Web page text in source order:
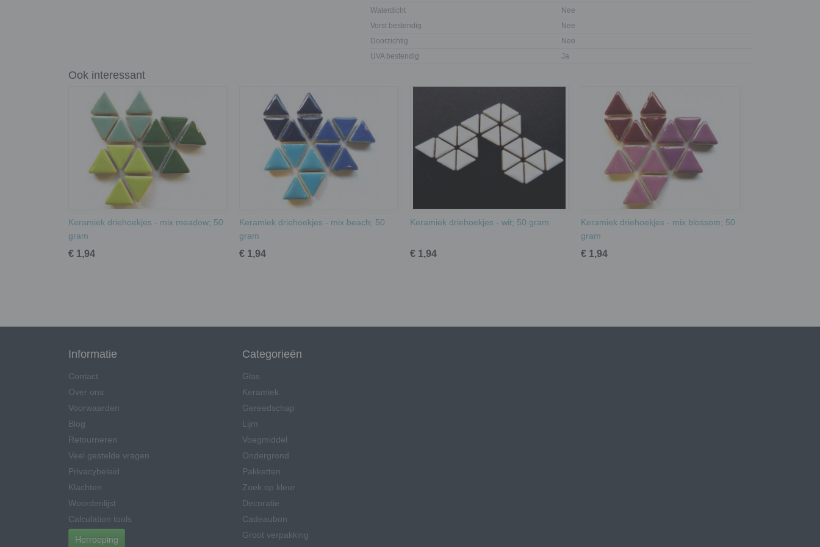
Waterdicht
Nee
Vorst bestendig
Nee
Doorzichtig
Nee
UVA bestendig
Ja
Ook interessant
Keramiek driehoekjes - mix meadow; 50
gram
€ 1,94
Keramiek driehoekjes - mix beach; 50
gram
€ 1,94
Keramiek driehoekjes - wit; 50 gram
€ 1,94
Keramiek driehoekjes - mix blossom; 50
gram
€ 1,94
Informatie
Contact
Over ons
Voorwaarden
Blog
Retourneren
Veel gestelde vragen
Privacybeleid
Klachten
Woordenlijst
Calculation tools
Herroeping
Categorieën
Glas
Keramiek
Gereedschap
Lijm
Voegmiddel
Ondergrond
Pakketten
Zoek op kleur
Decoratie
Cadeaubon
Groot verpakking